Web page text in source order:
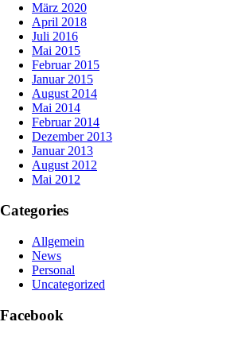
März 2020
April 2018
Juli 2016
Mai 2015
Februar 2015
Januar 2015
August 2014
Mai 2014
Februar 2014
Dezember 2013
Januar 2013
August 2012
Mai 2012
Categories
Allgemein
News
Personal
Uncategorized
Facebook